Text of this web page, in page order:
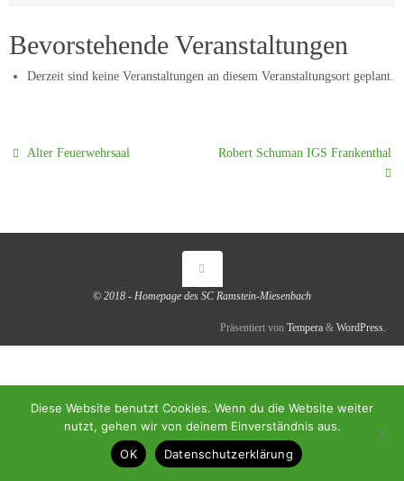
Bevorstehende Veranstaltungen
Derzeit sind keine Veranstaltungen an diesem Veranstaltungsort geplant.
Alter Feuerwehrsaal Robert Schuman IGS Frankenthal
© 2018 - Homepage des SC Ramstein-Miesenbach
Präsentiert von Tempera & WordPress.
Diese Website benutzt Cookies. Wenn du die Website weiter
nutzt, gehen wir von deinem Einverständnis aus.
OK
Datenschutzerklärung